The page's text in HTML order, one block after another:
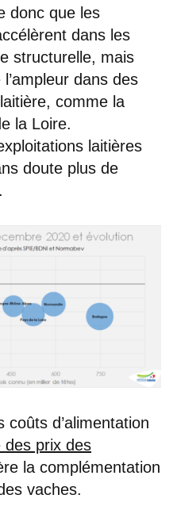
donc que les
dans les
structurelle, mais
dans des
comme la
la Loire.
laitières
doute plus de
d’alimentation
des prix des
la complémentation
vaches.